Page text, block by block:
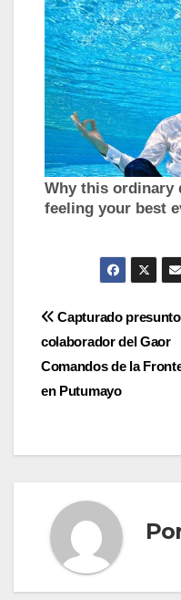
de
entradas
Capturado presunto
colaborador del Gaor
Comandos de la
en Putumayo